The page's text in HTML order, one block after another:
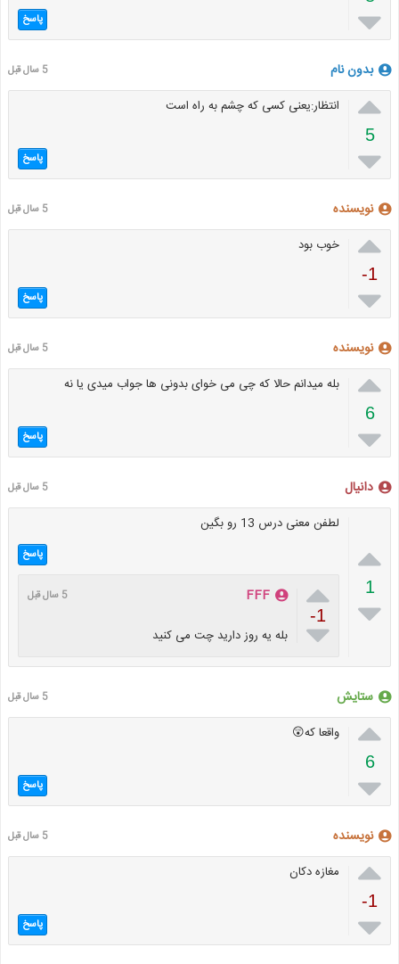
 پاسخ
بدون نام 5 سال قبل

5

انتظار:یعنی کسی که چشم به راه است
پاسخ
نویسنده 5 سال قبل

-1

خوب بود
پاسخ
نویسنده 5 سال قبل

6

بله میدانم حالا که چی می خوای بدونی ها جواب میدی یا نه
پاسخ
دانیال 5 سال قبل

1

لطفن معنی درس 13 رو بگین
پاسخ

-1

FFF 5 سال قبل
بله یه روز دارید چت می کنید
ستایش 5 سال قبل

6

واقعا که😲
پاسخ
نویسنده 5 سال قبل

-1

مغازه دکان
پاسخ